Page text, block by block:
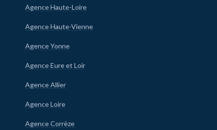
Agence Haute-Loire
Agence Haute-Vienne
Agence Yonne
Agence Eure et Loir
Agence Allier
Agence Loire
Agence Corrèze